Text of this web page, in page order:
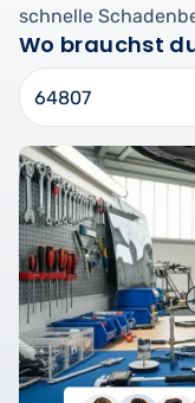
schnelle
Wo brauchst